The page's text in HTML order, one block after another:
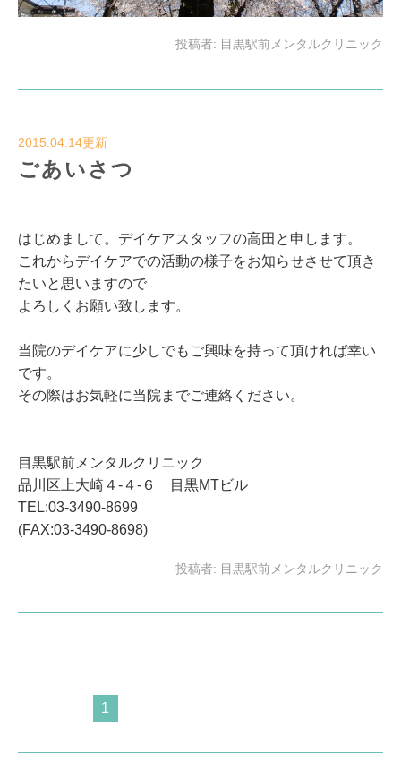
投稿者: 目黒駅前メンタルクリニック
2015.04.14更新
ごあいさつ
はじめまして。デイケアスタッフの高田と申します。
これからデイケアでの活動の様子をお知らせさせて頂き
たいと思いますので
よろしくお願い致します。
当院のデイケアに少しでもご興味を持って頂ければ幸い
です。
その際はお気軽に当院までご連絡ください。
目黒駅前メンタルクリニック
品川区上大崎４-４-６ 目黒MTビル
TEL:03-3490-8699
(FAX:03-3490-8698)
投稿者: 目黒駅前メンタルクリニック
1